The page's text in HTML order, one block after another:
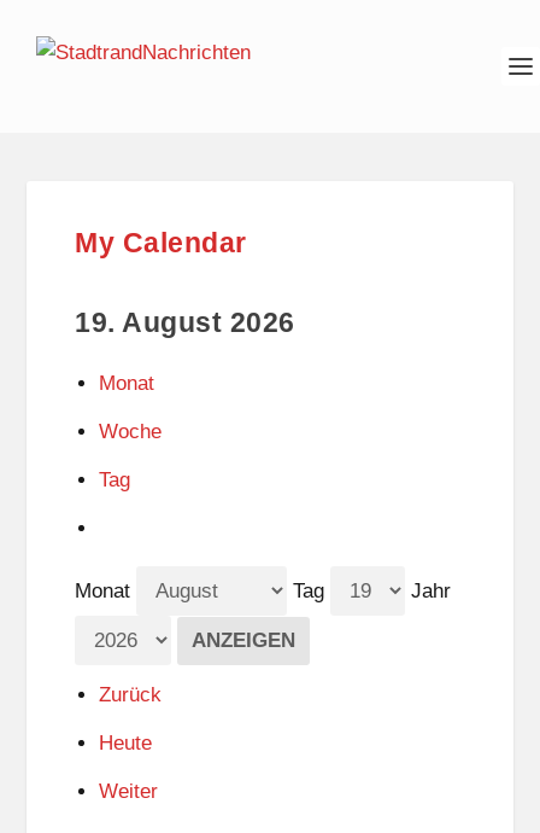
My Calendar
19. August 2026
Monat
Woche
Tag
Monat Tag Jahr
Zurück
Heute
Weiter